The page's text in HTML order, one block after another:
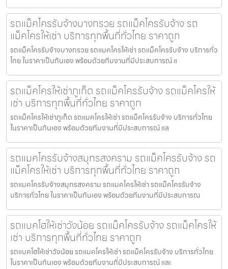
รถแม็คโครรับจ้างบางกรวย รถแม็คโครรับจ้าง รถ
แม็คโครให้เช่า บริการทุกพื้นที่ทั่วไทย ราคาถูก
รถแม็คโครรับจ้างบางกรวย รถแมคโครให้เช่า รถแม็คโครรับจ้าง บริการทั่ว
ไทย ในราคาเป็นกันเอง พร้อมด้วยทีมงานที่มีประสบการณ์ แ
รถแม็คโครให้เช่าภูเก็ต รถแม็คโครรับจ้าง รถแม็คโครให้
เช่า บริการทุกพื้นที่ทั่วไทย ราคาถูก
รถแม็คโครให้เช่าภูเก็ต รถแมคโครให้เช่า รถแม็คโครรับจ้าง บริการทั่วไทย
ในราคาเป็นกันเอง พร้อมด้วยทีมงานที่มีประสบการณ์ แล
รถแมคโครรับจ้างสมุทรสงคราม รถแม็คโครรับจ้าง รถ
แม็คโครให้เช่า บริการทุกพื้นที่ทั่วไทย ราคาถูก
รถแมคโครรับจ้างสมุทรสงคราม รถแมคโครให้เช่า รถแม็คโครรับจ้าง
บริการทั่วไทย ในราคาเป็นกันเอง พร้อมด้วยทีมงานที่มีประสบการณ
รถแบคโฮให้เช่าวังน้อย รถแม็คโครรับจ้าง รถแม็คโครให้
เช่า บริการทุกพื้นที่ทั่วไทย ราคาถูก
รถแบคโฮให้เช่าวังน้อย รถแมคโครให้เช่า รถแม็คโครรับจ้าง บริการทั่วไทย
ในราคาเป็นกันเอง พร้อมด้วยทีมงานที่มีประสบการณ์ และ